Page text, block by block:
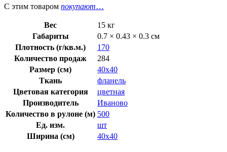
С этим товаром покупают…
Вес
15 кг
Габариты
0.7 × 0.43 × 0.3 см
Плотность (г/кв.м.)
170
Количество продаж
284
Размер (см)
40х40
Ткань
фланель
Цветовая категория
цветная
Производитель
Иваново
Количество в рулоне (м) 500
Ед. изм.
шт
Ширина (см)
40х40